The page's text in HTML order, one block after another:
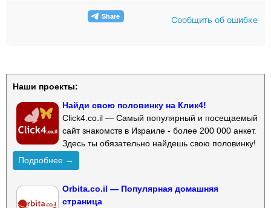
Сообщить об ошибке
Наши проекты:
Найди свою половинку на Клик4!
Click4.co.il — Самый популярный и посещаемый
сайт знакомств в Израиле - более 200 000 анкет.
Здесь ты обязательно найдешь свою половинку!
Подробнее →
Orbita.co.il — Популярная домашняя
страница